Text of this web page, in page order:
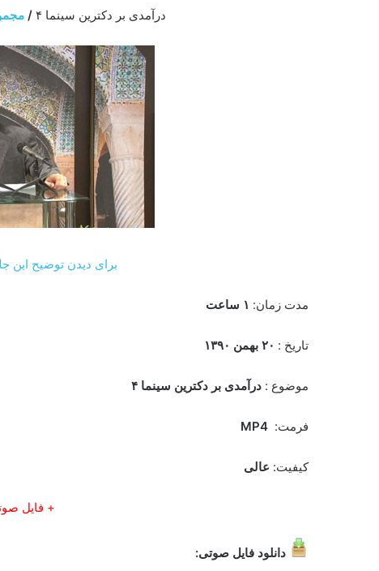
درآمدی بر دکترین سینما ۴ /
برای دیدن توضیح این
مدت زمان:
تاریخ : ۲۰ بهمن ۱۳۹۰
موضوع : درآمدی بر دکترین سینما ۴
فرمت:
کیفیت: عالی
+ فایل
دانلود فایل صوتی: